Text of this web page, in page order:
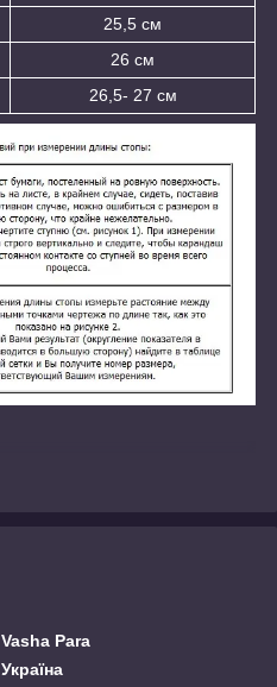
25,5 см
26 см
26,5- 27 см
Vasha Para
Україна